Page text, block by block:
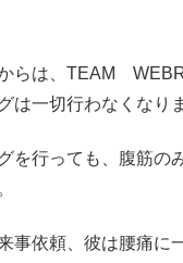
らは、TEAM
は一切行わなくなり
を行っても、腹筋の
事依頼、彼は腰痛に